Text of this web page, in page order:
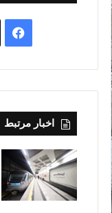
اخبار مرتبط